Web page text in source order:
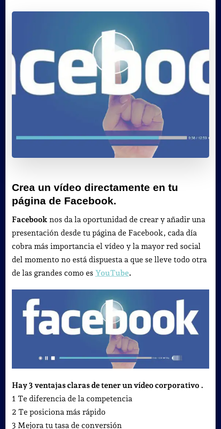
Crea un vídeo directamente en tu
página de Facebook.
Facebooknos da la oportunidad de crear y añadir una
presentación desde tu página de Facebook, cada día
cobra más importancia el vídeo y la mayor red social
del momento no está dispuesta a que se lleve todo otra
de las grandes como es YouTube.
Hay 3 ventajas claras de tener un vídeo corporativo .
1 Te diferencia de la competencia
2 Te posiciona más rápido
3 Mejora tu tasa de conversión